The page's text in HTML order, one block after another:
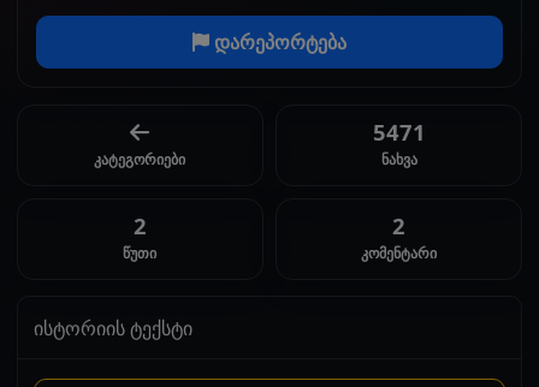
დარეპორტება
კატეგორიები
5471
ნახვა
2
წუთი
2
კომენტარი
ისტორიის ტექსტი